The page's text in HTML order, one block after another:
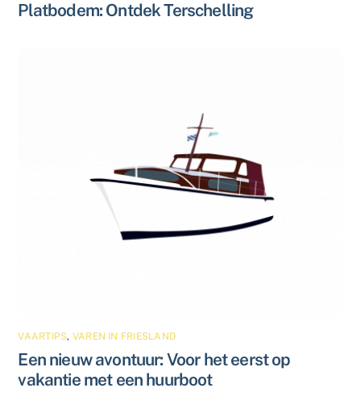
Platbodem: Ontdek Terschelling
VAARTIPS, VAREN IN FRIESLAND
Een nieuw avontuur: Voor het eerst op
vakantie met een huurboot